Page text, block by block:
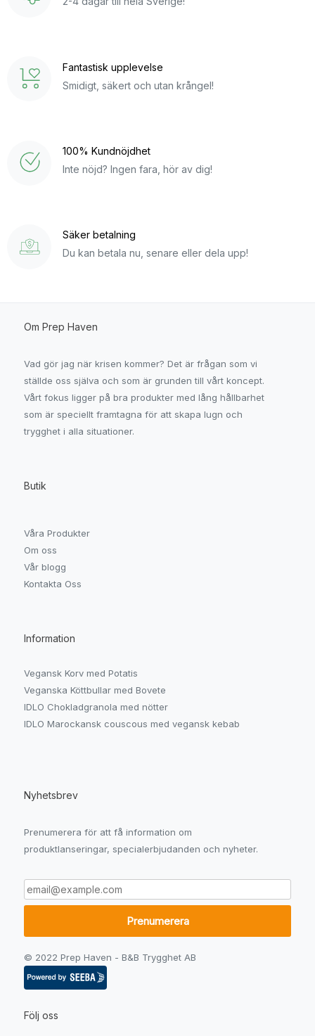
Fantastisk upplevelse
Smidigt, säkert och utan krångel!
100% Kundnöjdhet
Inte nöjd? Ingen fara, hör av dig!
Säker betalning
Du kan betala nu, senare eller dela upp!
Om Prep Haven
Vad gör jag när krisen kommer? Det är frågan som vi
ställde oss själva och som är grunden till vårt koncept.
Vårt fokus ligger på bra produkter med lång hållbarhet
som är speciellt framtagna för att skapa lugn och
trygghet i alla situationer.
Butik
Våra Produkter
Om oss
Vår blogg
Kontakta Oss
Information
Vegansk Korv med Potatis
Veganska Köttbullar med Bovete
IDLO Chokladgranola med nötter
IDLO Marockansk couscous med vegansk kebab
Nyhetsbrev
Prenumerera för att få information om
produktlanseringar, specialerbjudanden och nyheter.
© 2022 Prep Haven - B&B Trygghet AB
Följ oss